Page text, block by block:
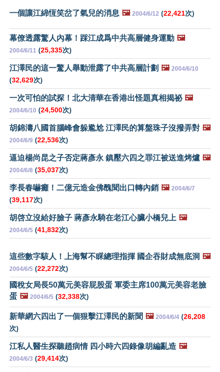
一個讓江綿恆笑岔了氣兒的消息 🖼️ 2004/6/12 (22,421次)
幕僚透露驚人內幕！踩江成爲中共高層健身運動 🖼️
2004/6/11 (25,335次)
江澤民的這一驚人舉動泄露了中共高層計劃 🖼️ 2004/6/10
(32,629次)
一次可怕的試探！北大清華在香港出怪題真相揭祕 🖼️
2004/6/10 (24,500次)
胡錦濤八國首腦峰會躲尷尬 江澤民的算盤珠子沒撥弄對 🖼️
2004/6/9 (22,536次)
逼迫楊尚昆之子否定蔣彥永 鎮壓六四之罪江被送進烤爐 🖼️
2004/6/8 (35,037次)
李長春嚇癱！二億元造金佛醜聞出口轉內銷 🖼️ 2004/6/7
(39,117次)
胡啓立沒給好臉子 蔣彥永騎在老江心臟小橋兒上 🖼️
2004/6/5 (41,832次)
這些數字駭人！上海幫不睬總理指揮 國企吞財成無底洞 🖼️
2004/6/5 (22,272次)
國稅女局長50萬元美容屁股蛋 軍委主席100萬元美容老臉
蛋 🖼️ 2004/6/5 (32,338次)
新華網六四出了一個狠擊江澤民的新聞 🖼️ 2004/6/4 (26,208
次)
江私人醫生探聽趙病情 四小時六四錄像胡編亂造 🖼️
2004/6/3 (29,414次)